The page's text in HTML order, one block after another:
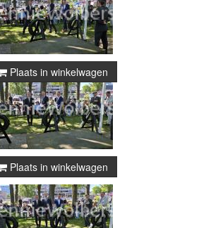
Plaats in winkelwagen
Plaats in winkelwagen